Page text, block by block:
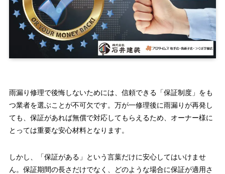
雨漏り修理で後悔しないためには、信頼できる「保証制度」をも
つ業者を選ぶことが不可欠です。万が一修理後に雨漏りが再発し
ても、保証があれば無償で対応してもらえるため、オーナー様に
とっては重要な安心材料となります。
しかし、「保証がある」という言葉だけに安心してはいけませ
ん。保証期間の長さだけでなく、どのような場合に保証が適用さ